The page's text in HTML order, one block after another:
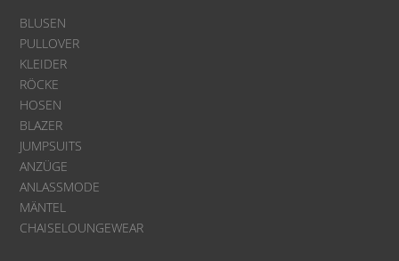
BLUSEN
PULLOVER
KLEIDER
RÖCKE
HOSEN
BLAZER
JUMPSUITS
ANZÜGE
ANLASSMODE
MÄNTEL
CHAISELOUNGEWEAR